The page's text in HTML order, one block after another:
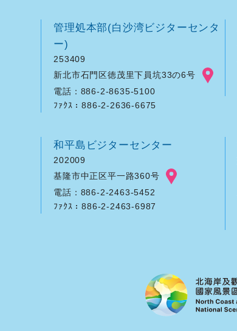
管理処本部(白沙湾ビジターセンタ
ー)
253409
新北市石門区徳茂里下員坑33の6号
電話：886-2-8635-5100
ﾌｧｸｽ：886-2-2636-6675
和平島ビジターセンター
202009
基隆市中正区平一路360号
電話：886-2-2463-5452
ﾌｧｸｽ：886-2-2463-6987